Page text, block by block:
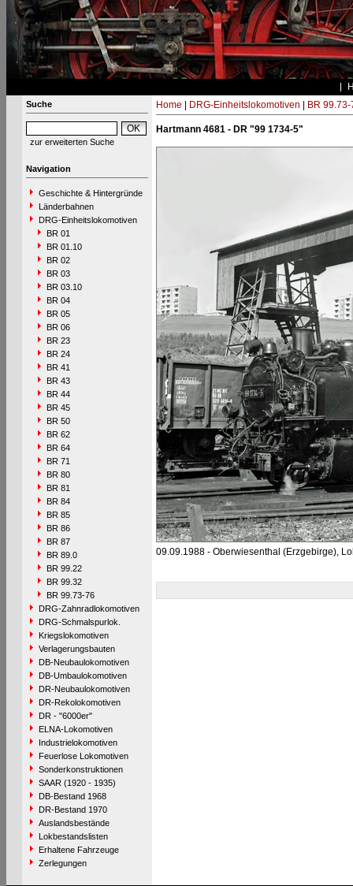
Suche
zur erweiterten Suche
Navigation
Geschichte & Hintergründe
Länderbahnen
DRG-Einheitslokomotiven
BR 01
BR 01.10
BR 02
BR 03
BR 03.10
BR 04
BR 05
BR 06
BR 23
BR 24
BR 41
BR 43
BR 44
BR 45
BR 50
BR 62
BR 64
BR 71
BR 80
BR 81
BR 84
BR 85
BR 86
BR 87
BR 89.0
BR 99.22
BR 99.32
BR 99.73-76
DRG-Zahnradlokomotiven
DRG-Schmalspurlok.
Kriegslokomotiven
Verlagerungsbauten
DB-Neubaulokomotiven
DB-Umbaulokomotiven
DR-Neubaulokomotiven
DR-Rekolokomotiven
DR - "6000er"
ELNA-Lokomotiven
Industrielokomotiven
Feuerlose Lokomotiven
Sonderkonstruktionen
SAAR (1920 - 1935)
DB-Bestand 1968
DR-Bestand 1970
Auslandsbestände
Lokbestandslisten
Erhaltene Fahrzeuge
Zerlegungen
Home DRG-Einheitslokomotiven BR 99.73-
Hartmann 4681 - DR "99 1734-5"
09.09.1988 - Oberwiesenthal (Erzgebirge),